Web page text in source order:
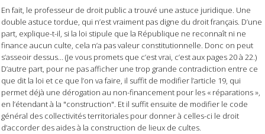
En fait, le professeur de droit public a trouvé une astuce juridique. Une
double astuce tordue, qui n’est vraiment pas digne du droit français. D’une
part, explique-t-il, si la loi stipule que la République ne reconnaît ni ne
finance aucun culte, cela n’a pas valeur constitutionnelle. Donc on peut
s’asseoir dessus… (Je vous promets que c’est vrai, c’est aux pages 20 à 22.)
D’autre part, pour ne pas afficher une trop grande contradiction entre ce
que dit la loi et ce que l’on va faire, il suffit de modifier l’article 19, qui
permet déjà une dérogation au non-financement pour les « réparations »,
en l’étendant à la "construction". Et il suffit ensuite de modifier le code
général des collectivités territoriales pour donner à celles-ci le droit
d’accorder des aides à la construction de lieux de cultes.